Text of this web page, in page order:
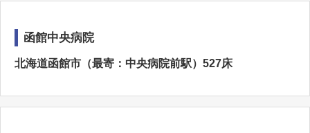
函館中央病院
北海道函館市（最寄：中央病院前駅）527床